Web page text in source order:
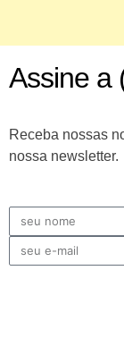
Assine a
Receba nossas
nossa newsletter.